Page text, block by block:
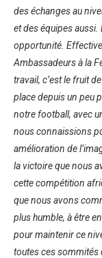
des échanges au
et des équipes aussi.
opportunité.
Ambassadeurs à la
travail, c’est le fruit
place depuis un peu
notre football, avec
nous connaissions
amélioration de
la victoire que nous
cette compétition
que nous avons
plus humble, à être
pour maintenir ce
toutes ces sommités